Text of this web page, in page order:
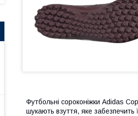
Футбольні сороконіжки Adidas
шукають взуття, яке